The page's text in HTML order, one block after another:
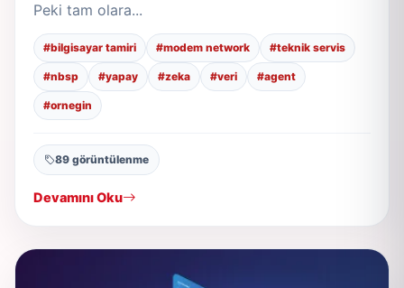
Peki tam olara...
#bilgisayar tamiri #modem network #teknik servis
#nbsp #yapay #zeka #veri #agent
#ornegin
89 görüntülenme
Devamını Oku